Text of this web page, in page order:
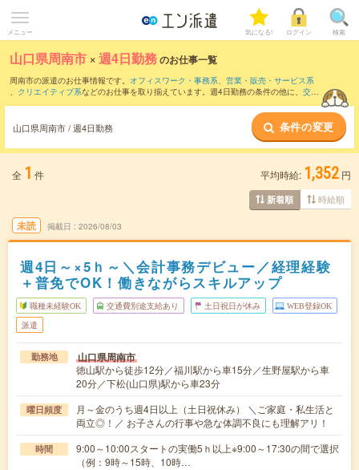
メニュー 気になる! ログイン 検索
山口県周南市 ×週4日勤務のお仕事一覧
周南市の派遣のお仕事情報です。 オフィスワーク・事務系、 営業・販売・サービス系
、 クリエイティブ系などのお仕事を取り揃えています。週4日勤務の条件の他に、 交通
山口県周南市 / 週4日勤務 条件の変更
全 1 件 平均時給: 1,352 円
新着順 時給順
未読 掲載日 2026/08/03
週4日～×5ｈ～＼会計事務デビュー／経理経験
＋普免でOK！働きながらスキルアップ
職種未経験OK 交通費別途支給あり 土日祝日が休み WEB登録OK
派遣
勤務地 山口県周南市
徳山駅から徒歩12分／福川駅から車15分／生野屋駅から車
20分／下松(山口県)駅から車23分
曜日頻度
月～金のうち週4日以上（土日祝休み） ＼ご家庭・私生活と
両立◎！／ お子さんの行事や急な体調不良にも理解アリ！
時間
9:00～10:00スタートの実働5ｈ以上※9:00～17:30の間で選択
（例：9時～15時、10時…